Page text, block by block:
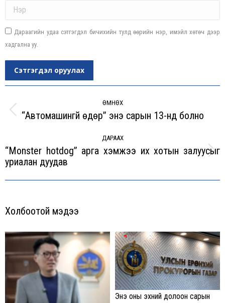
Дараагийн удаа сэтгэгдэл бичихийн тулд өөрийн нэр, имэйл хөтөч дээр
хадгална уу.
Сэтгэгдэл оруулах
navigation
ӨМНӨХ
Previous
“Автомашингүй өдөр” энэ сарын 13-нд болно
ДАРААХ
Next
“Monster hotdog” арга хэмжээ их хотын залуусыг
уриалан дуудав
Холбоотой мэдээ
Энэ оны эхний долоон сарын